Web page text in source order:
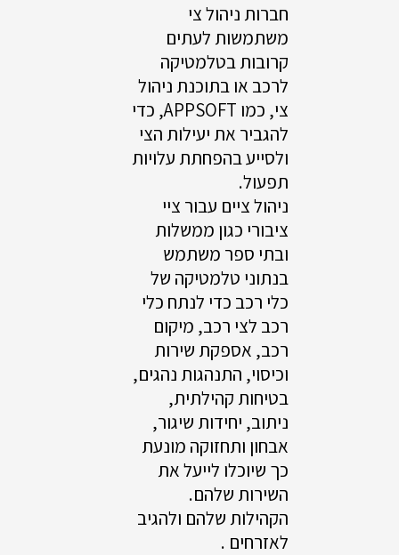
חברות ניהול צי
משתמשות לעתים
קרובות בטלמטיקה
לרכב או בתוכנת ניהול
צי, כמו APPSOFT, כדי
להגביר את יעילות הצי
ולסייע בהפחתת עלויות
תפעול.
ניהול ציים עבור ציי
ציבורי כגון ממשלות
ובתי ספר משתמש
בנתוני טלמטיקה של
כלי רכב כדי לנתח כלי
רכב לצי רכב, מיקום
רכב, אספקת שירות
וכיסוי, התנהגות נהגים,
בטיחות קהילתית,
ניתוב, יחידות שיגור,
אבחון ותחזוקה מונעת
כך שיוכלו לייעל את
השירות שלהם.
הקהילות שלהם ולהגיב
לאזרחים .